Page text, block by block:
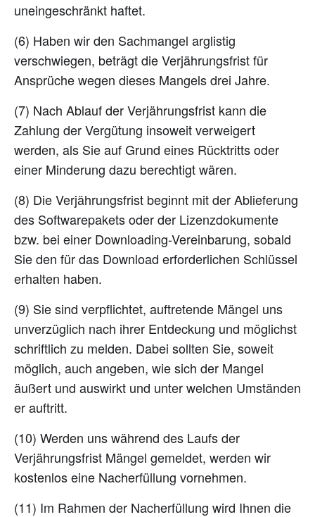
uneingeschränkt haftet.
(6) Haben wir den Sachmangel arglistig
verschwiegen, beträgt die Verjährungsfrist für
Ansprüche wegen dieses Mangels drei Jahre.
(7) Nach Ablauf der Verjährungsfrist kann die
Zahlung der Vergütung insoweit verweigert
werden, als Sie auf Grund eines Rücktritts oder
einer Minderung dazu berechtigt wären.
(8) Die Verjährungsfrist beginnt mit der Ablieferung
des Softwarepakets oder der Lizenzdokumente
bzw. bei einer Downloading-Vereinbarung, sobald
Sie den für das Download erforderlichen Schlüssel
erhalten haben.
(9) Sie sind verpflichtet, auftretende Mängel uns
unverzüglich nach ihrer Entdeckung und möglichst
schriftlich zu melden. Dabei sollten Sie, soweit
möglich, auch angeben, wie sich der Mangel
äußert und auswirkt und unter welchen Umständen
er auftritt.
(10) Werden uns während des Laufs der
Verjährungsfrist Mängel gemeldet, werden wir
kostenlos eine Nacherfüllung vornehmen.
(11) Im Rahmen der Nacherfüllung wird Ihnen die